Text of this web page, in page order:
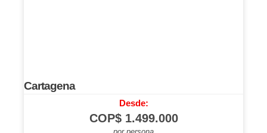
Cartagena
Desde:
COP$1.499.000